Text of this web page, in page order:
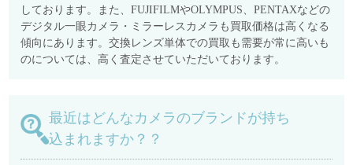
しております。また、FUJIFILMやOLYMPUS、PENTAXなどの
デジタル一眼カメラ・ミラーレスカメラも買取価格は高くなる
傾向にあります。交換レンズ単体での買取も需要が常に高いも
のについては、高く査定させていただいております。
最近はどんなカメラのブランドが持ち
込まれますか？？